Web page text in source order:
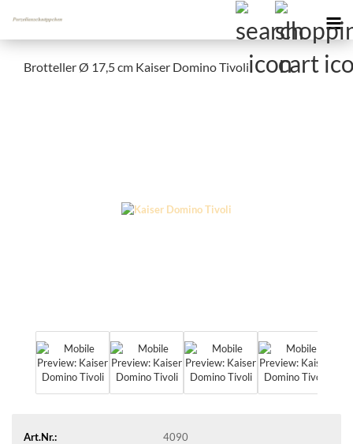
Brotteller Ø 17,5 cm Kaiser Domino Tivoli
Art.Nr.:
4090